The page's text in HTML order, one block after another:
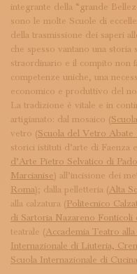
integrante della “grande
sono le molte Scuole di
della trasmissione dei saperi
che spesso vantano una
straordinario e il compito non
competenze uniche, una
economico e produttivo del
La tradizione è vitale e in
artigianato: dal mosaico (
vetro (Scuola del Vetro
storici istituti d’arte di Faenza
d’Arte Pietro Selvatico di
Marcianise) all’incisione dei
Roma); dalla pelletteria (Alta
alla calzatura (Politecnico
di Sartoria Nazareno Fonticoli
teatrale (Accademia Teatro
Internazionale di Liuteria,
Scuola Internazionale di